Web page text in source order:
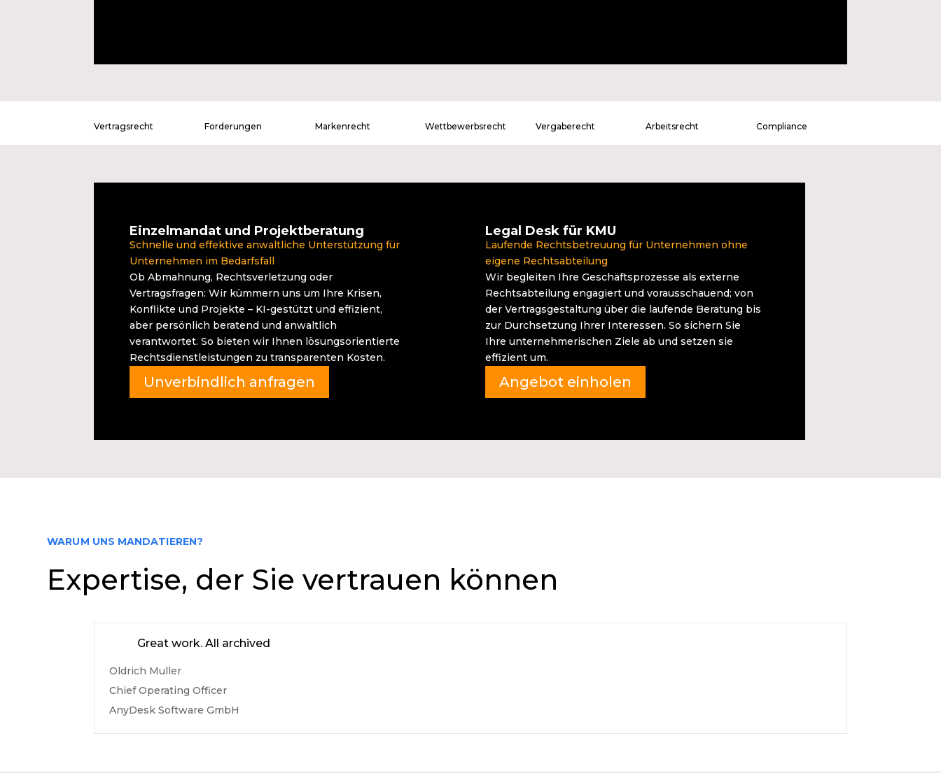
Vertragsrecht Forderungen Markenrecht Wettbewerbsrecht Vergaberecht Arbeitsrecht Compliance
Einzelmandat und Projektberatung
Schnelle und effektive anwaltliche Unterstützung für
Unternehmen im Bedarfsfall
Ob Abmahnung, Rechtsverletzung oder
Vertragsfragen: Wir kümmern uns um Ihre Krisen,
Konflikte und Projekte – KI-gestützt und effizient,
aber persönlich beratend und anwaltlich
verantwortet. So bieten wir Ihnen lösungsorientierte
Rechtsdienstleistungen zu transparenten Kosten.
Unverbindlich anfragen
Legal Desk für KMU
Laufende Rechtsbetreuung für Unternehmen ohne
eigene Rechtsabteilung
Wir begleiten Ihre Geschäftsprozesse als externe
Rechtsabteilung engagiert und vorausschauend; von
der Vertragsgestaltung über die laufende Beratung bis
zur Durchsetzung Ihrer Interessen. So sichern Sie
Ihre unternehmerischen Ziele ab und setzen sie
effizient um.
Angebot einholen
WARUM UNS MANDATIEREN?
Expertise, der Sie vertrauen können
Great work. All archived
Oldrich Muller
Chief Operating Officer
AnyDesk Software GmbH